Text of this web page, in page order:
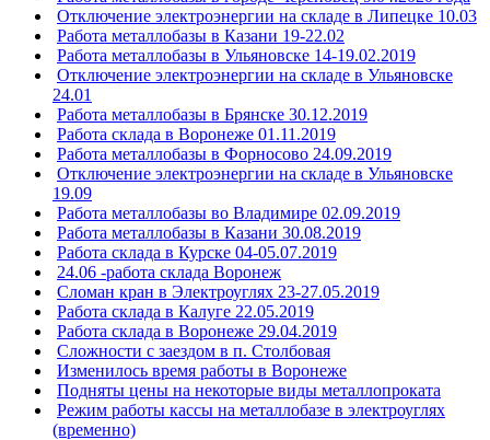
Отключение электроэнергии на складе в Липецке 10.03
Работа металлобазы в Казани 19-22.02
Работа металлобазы в Ульяновске 14-19.02.2019
Отключение электроэнергии на складе в Ульяновске
24.01
Работа металлобазы в Брянске 30.12.2019
Работа склада в Воронеже 01.11.2019
Работа металлобазы в Форносово 24.09.2019
Отключение электроэнергии на складе в Ульяновске
19.09
Работа металлобазы во Владимире 02.09.2019
Работа металлобазы в Казани 30.08.2019
Работа склада в Курске 04-05.07.2019
24.06 -работа склада Воронеж
Сломан кран в Электроуглях 23-27.05.2019
Работа склада в Калуге 22.05.2019
Работа склада в Воронеже 29.04.2019
Сложности с заездом в п. Столбовая
Изменилось время работы в Воронеже
Подняты цены на некоторые виды металлопроката
Режим работы кассы на металлобазе в электроуглях
(временно)